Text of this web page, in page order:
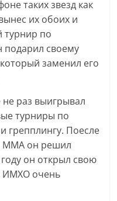
таких звезд как
их обоих и
турнир по
подарил своему
заменил его
раз выигрывал
турниры по
грепплингу. Поесле
ММА он решил
он открыл свою
ИМХО очень